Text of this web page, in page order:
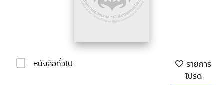
หนังสือทั่วไป
รายการ
โปรด